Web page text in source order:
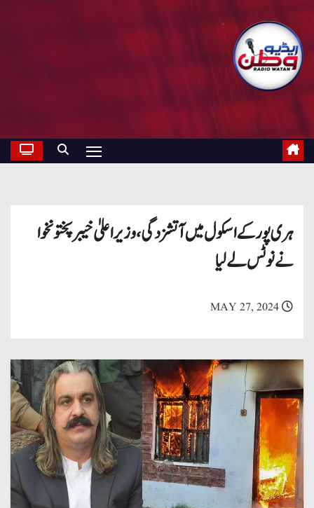
ہری پور کے اسکول میں آتشزدگی، وزیراعلیٰ خیبرپختونخوا
نے نوٹس لے لیا
MAY 27, 2024